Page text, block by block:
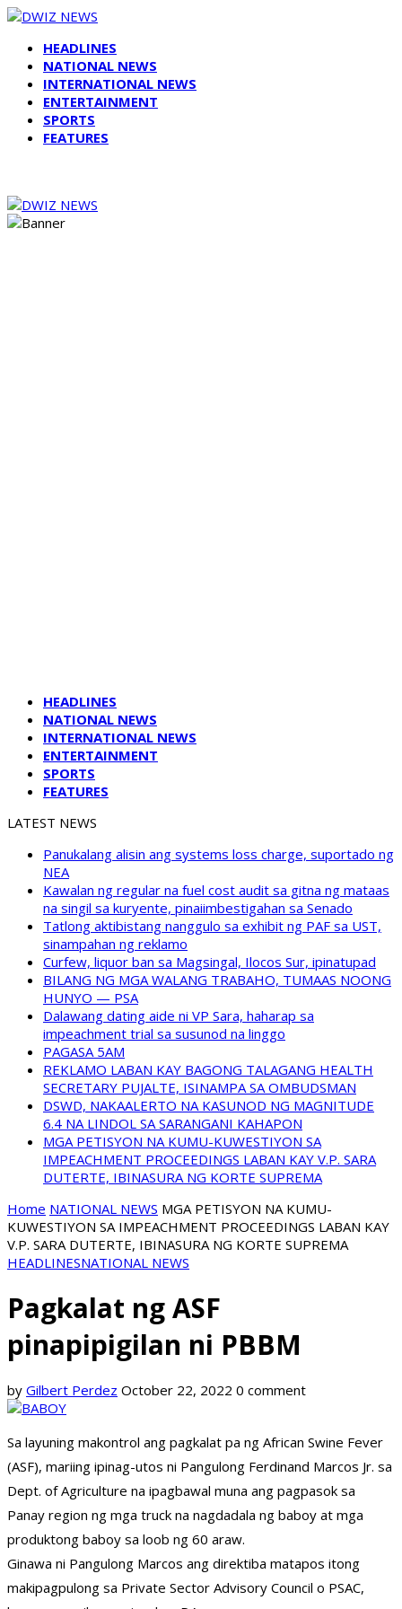
HEADLINES
NATIONAL NEWS
INTERNATIONAL NEWS
ENTERTAINMENT
SPORTS
FEATURES
HEADLINES
NATIONAL NEWS
INTERNATIONAL NEWS
ENTERTAINMENT
SPORTS
FEATURES
LATEST NEWS
Panukalang alisin ang systems loss charge, suportado ng
NEA
Kawalan ng regular na fuel cost audit sa gitna ng mataas
na singil sa kuryente, pinaiimbestigahan sa Senado
Tatlong aktibistang nanggulo sa exhibit ng PAF sa UST,
sinampahan ng reklamo
Curfew, liquor ban sa Magsingal, Ilocos Sur, ipinatupad
BILANG NG MGA WALANG TRABAHO, TUMAAS NOONG
HUNYO — PSA
Dalawang dating aide ni VP Sara, haharap sa
impeachment trial sa susunod na linggo
PAGASA 5AM
REKLAMO LABAN KAY BAGONG TALAGANG HEALTH
SECRETARY PUJALTE, ISINAMPA SA OMBUDSMAN
DSWD, NAKAALERTO NA KASUNOD NG MAGNITUDE
6.4 NA LINDOL SA SARANGANI KAHAPON
MGA PETISYON NA KUMU-KUWESTIYON SA
IMPEACHMENT PROCEEDINGS LABAN KAY V.P. SARA
DUTERTE, IBINASURA NG KORTE SUPREMA
Home NATIONAL NEWS MGA PETISYON NA KUMU-
KUWESTIYON SA IMPEACHMENT PROCEEDINGS LABAN KAY
V.P. SARA DUTERTE, IBINASURA NG KORTE SUPREMA
HEADLINESNATIONAL NEWS
Pagkalat ng ASF
pinapipigilan ni PBBM
by Gilbert Perdez October 22, 2022 0 comment
Sa layuning makontrol ang pagkalat pa ng African Swine Fever
(ASF), mariing ipinag-utos ni Pangulong Ferdinand Marcos Jr. sa
Dept. of Agriculture na ipagbawal muna ang pagpasok sa
Panay region ng mga truck na nagdadala ng baboy at mga
produktong baboy sa loob ng 60 araw.
Ginawa ni Pangulong Marcos ang direktiba matapos itong
makipagpulong sa Private Sector Advisory Council o PSAC,